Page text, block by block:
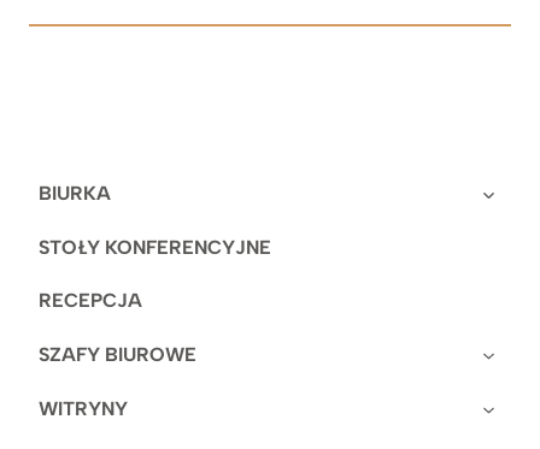
BIURKA
STOŁY KONFERENCYJNE
RECEPCJA
SZAFY BIUROWE
WITRYNY